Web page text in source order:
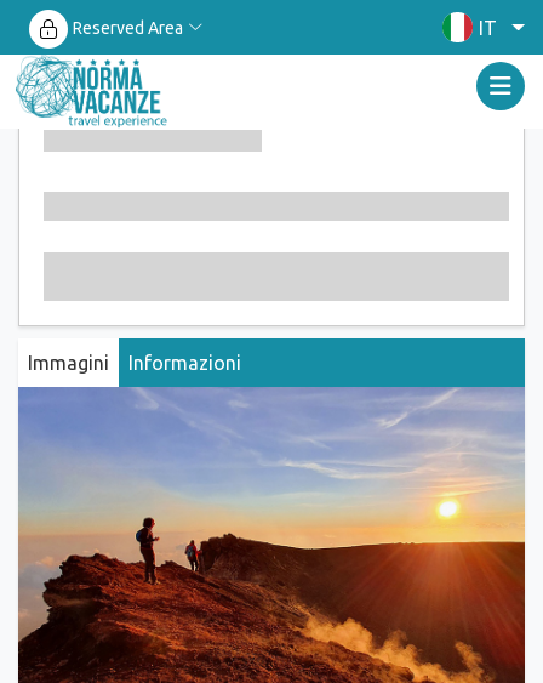
Reserved Area IT
Immagini Informazioni